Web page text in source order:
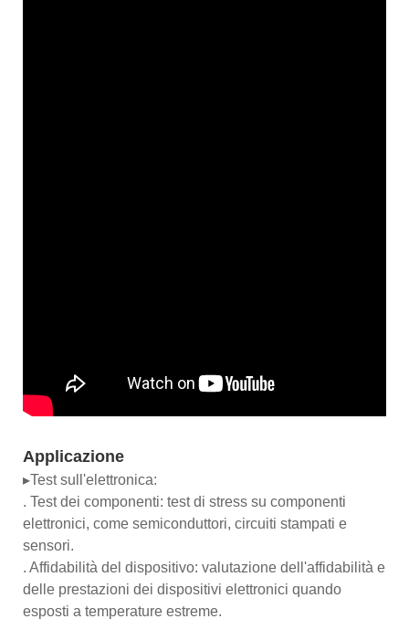
Applicazione
▸Test sull'elettronica:
. Test dei componenti: test di stress su componenti
elettronici, come semiconduttori, circuiti stampati e
sensori.
. Affidabilità del dispositivo: valutazione dell'affidabilità e
delle prestazioni dei dispositivi elettronici quando
esposti a temperature estreme.